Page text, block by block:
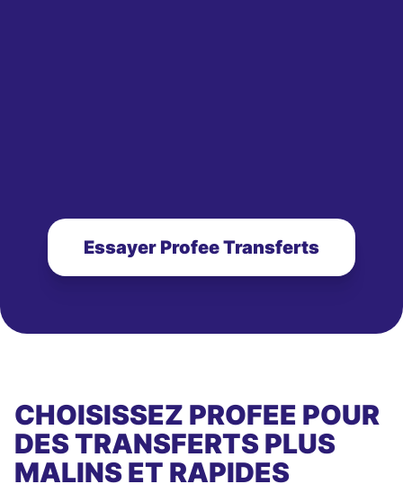
Essayer Profee Transferts
CHOISISSEZ PROFEE POUR
DES TRANSFERTS PLUS
MALINS ET RAPIDES